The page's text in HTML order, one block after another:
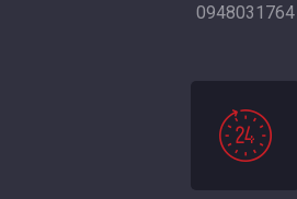
0948031764